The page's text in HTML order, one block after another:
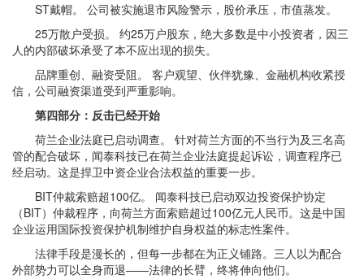
ST戴帽。 公司被实施退市风险警示，股价承压，市值蒸发。
25万散户受损。 约25万户股东，绝大多数是中小投资者，因三
人的内部破坏承受了本不应出现的损失。
品牌重创、融资受阻。 客户观望、伙伴犹豫、金融机构收紧授
信，公司融资渠道受到严重影响。
第四部分：反击已经开始
荷兰企业法庭已启动调查。 针对荷兰方面的不当行为及三名高
管的配合破坏，闻泰科技已在荷兰企业法庭提起诉讼，调查程序已
经启动。这是捍卫中资企业合法权益的重要一步。
BIT仲裁索赔超100亿。 闻泰科技已启动双边投资保护协定
（BIT）仲裁程序，向荷兰方面索赔超过100亿元人民币。这是中国
企业运用国际投资保护机制维护自身权益的标志性案件。
法律手段是漫长的，但每一步都在为正义铺路。三人以为配合
外部势力可以全身而退——法律的长臂，终将伸向他们。